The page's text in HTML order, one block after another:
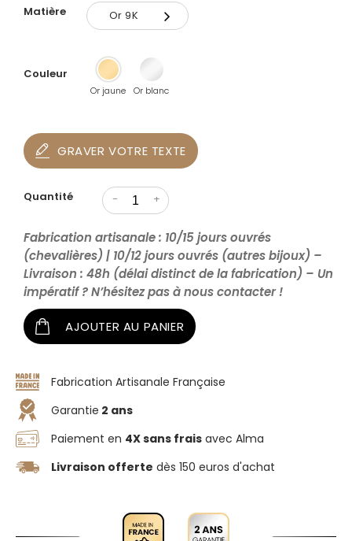
Matière
Or 9K
Or 18K
Couleur
Or jaune Or blanc
GRAVER VOTRE TEXTE
Quantité - +
Fabrication artisanale : 10/15 jours ouvrés
(chevalières) | 10/12 jours ouvrés (autres bijoux) –
Livraison : 48h (délai distinct de la fabrication) – Un
impératif ? N’hésitez pas à nous contacter !
AJOUTER AU PANIER
Fabrication Artisanale Française
Garantie 2 ans
Paiement en 4X sans frais avec Alma
Livraison offerte dès 150 euros d'achat